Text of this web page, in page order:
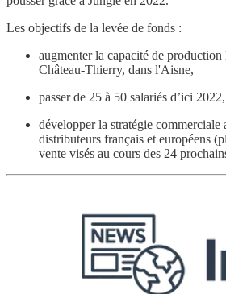
Les objectifs de la levée de fonds :
augmenter la capacité de
Château-Thierry, dans l'Aisne,
passer de 25 à 50 salariés d’ici 2022,
développer la stratégie commerciale
distributeurs français et européens
vente visés au cours des 24